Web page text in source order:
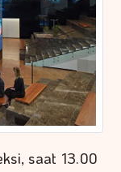
saat 13.00